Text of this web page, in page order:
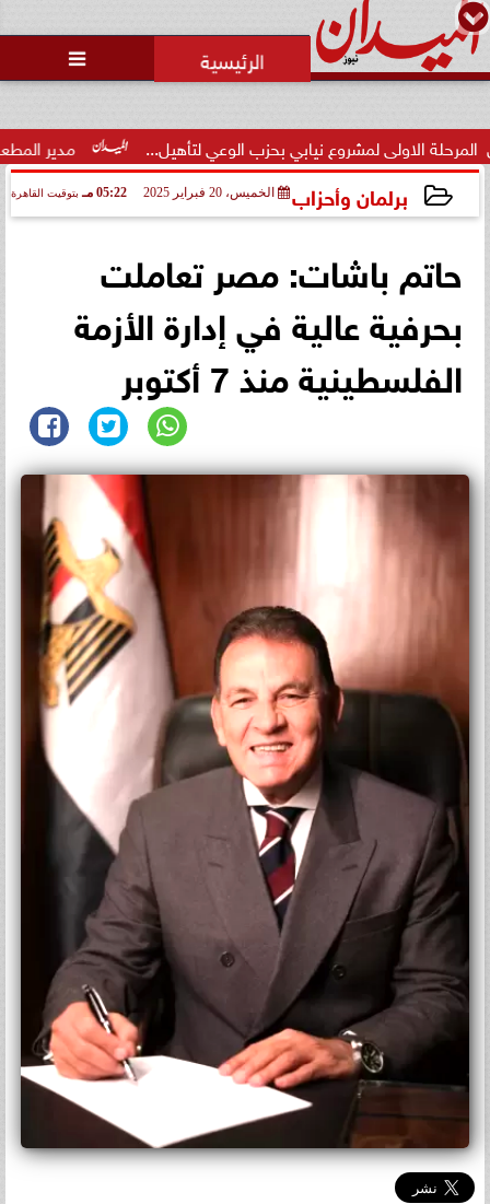

مدير المطعم عن واقعة منع سيدة بحزب الوعي لتأهيل...
برلمان وأحزاب الخميس، 20 فبراير 2025 05:22 مـ بتوقيت القاهرة
حاتم باشات: مصر تعاملت
بحرفية عالية في إدارة الأزمة
الفلسطينية منذ 7 أكتوبر
وزارة الداخلية تفتح باب التقديم
لحج القرعة 2027.. اعرف الشروط